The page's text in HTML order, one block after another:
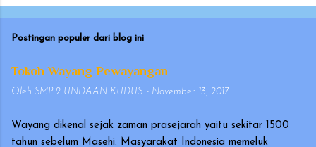
Postingan populer dari blog ini
Tokoh Wayang Pewayangan
Oleh SMP 2 UNDAAN KUDUS - November 13, 2017
Wayang dikenal sejak zaman prasejarah yaitu sekitar 1500
tahun sebelum Masehi. Masyarakat Indonesia memeluk